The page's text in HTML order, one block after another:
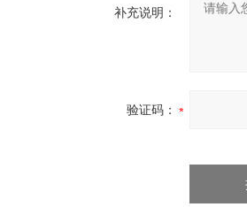
补充说明：
验证码：